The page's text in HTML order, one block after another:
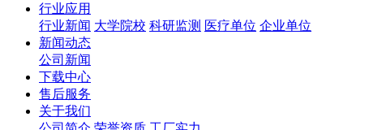
行业应用
行业新闻 大学院校 科研监测 医疗单位 企业单位
新闻动态
公司新闻
下载中心
售后服务
关于我们